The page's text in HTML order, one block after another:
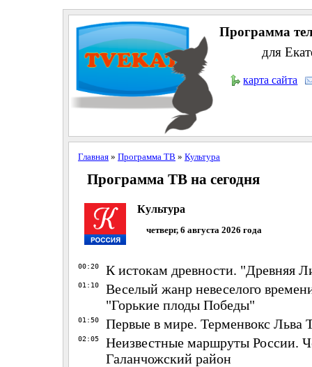
Программа
для
карта сайта
Главная» Программа ТВ » Культура
Программа ТВ на сегодня
Культура
четверг, 6 августа 2026 года
00:20 К истокам древности. "Древняя
01:10
Веселый жанр невеселого
"Горькие плоды Победы"
01:50 Первые в мире. Терменвокс Льва
02:05
Неизвестные маршруты России.
Галанчожский район